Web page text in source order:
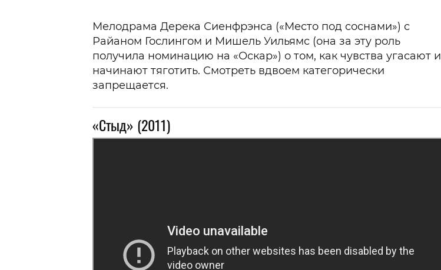
Мелодрама Дерека Сиенфрэнса («Место под соснами») с
Райаном Гослингом и Мишель Уильямс (она за эту роль
получила номинацию на «Оскар») о том, как чувства угасают и
начинают тяготить. Смотреть вдвоем категорически
запрещается.
«Стыд» (2011)